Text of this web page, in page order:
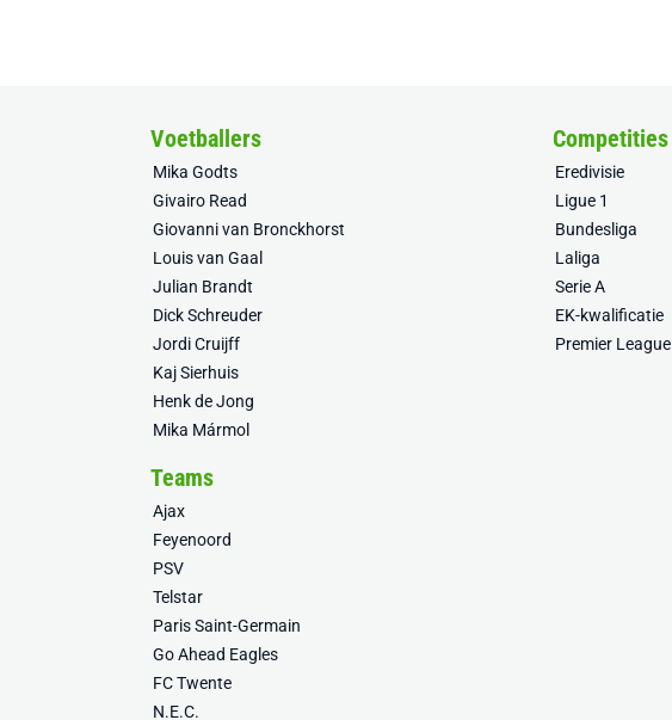
Voetballers
Mika Godts
Givairo Read
Giovanni van Bronckhorst
Louis van Gaal
Julian Brandt
Dick Schreuder
Jordi Cruijff
Kaj Sierhuis
Henk de Jong
Mika Mármol
Competities
Eredivisie
Ligue 1
Bundesliga
Laliga
Serie A
EK-kwalificatie
Premier League
Teams
Ajax
Feyenoord
PSV
Telstar
Paris Saint-Germain
Go Ahead Eagles
FC Twente
N.E.C.